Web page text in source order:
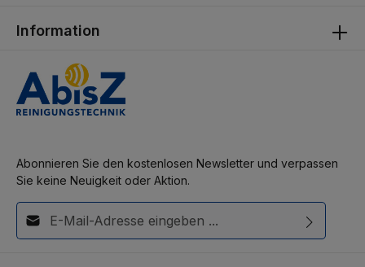
Abonnieren Sie den kostenlosen Newsletter und verpassen
Sie keine Neuigkeit oder Aktion.
E-Mail-Adresse*
Information